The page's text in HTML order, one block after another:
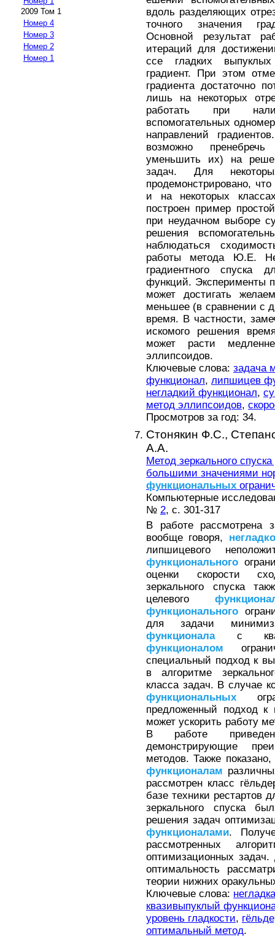
2009 Том 1
Номер 4
Номер 3
Номер 2
Номер 1
вдоль разделяющих
точного значения
Основной результат
итераций для
ссе гладких
градиент. При этом
градиента достаточно
лишь на некоторых
работать при
вспомогательных
направлений
возможно
уменьшить их) на
задач. Для
продемонстрировано,
и на некоторых
построен пример
при неудачном выборе
решения
наблюдаться
работы метода Ю.Е.
градиентного спуска
функций. Эксперименты
может достигать
меньшее (в сравнении с
время. В частности,
искомого решения
может расти
эллипсоидов.
Ключевые слова: задача
функционал, липшицев
негладкий функционал,
метод эллипсоидов,
Просмотров за год: 34.
Стонякин Ф.С.,
А.А.
Метод зеркального
большими значениями
функциональных
Компьютерные
№ 2, с. 301-317
В работе рассмотрена
вообще говоря,
липшицевого
функционального
оценки скорости
зеркального спуска
целевого
функционального
для задачи
функционалас
функционалом
специальный подход к
в алгоритме
класса задач. В случае
функциональных
предложенный подход к
может ускорить работу
В работе
демонстрирующие
методов. Также
функционалам
рассмотрен класс
базе техники рестартов
зеркального спуска
решения задач
функционалами.
рассмотренных
оптимизационных задач.
оптимальность
теории нижних
Ключевые слова:
квазивыпуклый
уровень гладкости,
оптимальный метод.